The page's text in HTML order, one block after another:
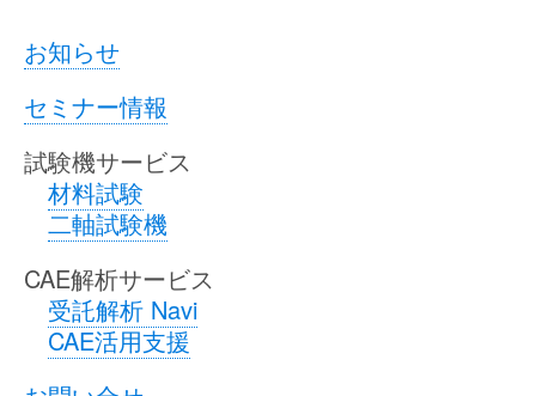
お知らせ
セミナー情報
試験機サービス
材料試験
二軸試験機
CAE解析サービス
受託解析 Navi
CAE活用支援